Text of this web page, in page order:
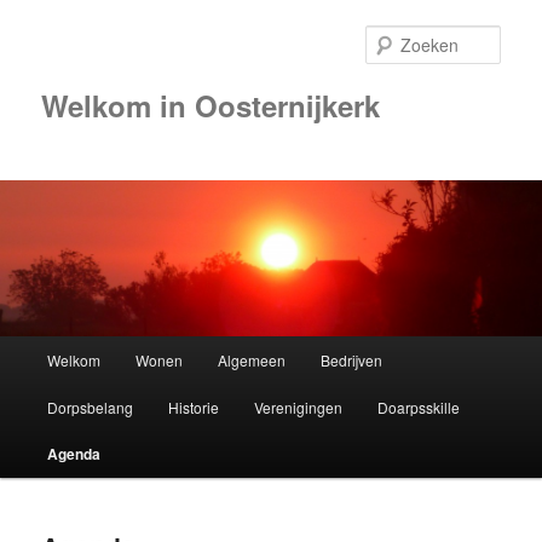
Welkom in Oosternijkerk
Spring
naar
de
Welkom Wonen Algemeen Bedrijven
Dorpsbelang Historie Verenigingen Doarpsskille
Agenda